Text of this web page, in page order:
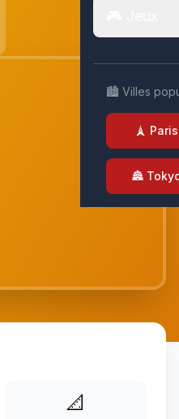
🏙️ Villes
🗼 Paris
🏯
📐